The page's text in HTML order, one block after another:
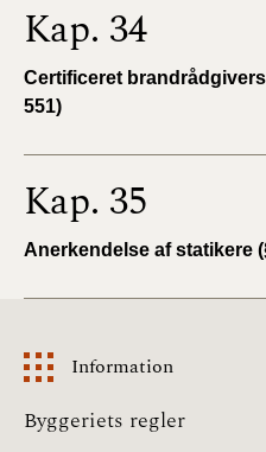
Kap. 34
Certificeret
551)
Kap. 35
Anerkendelse af statikere
Information
Information
Byggeriets regler